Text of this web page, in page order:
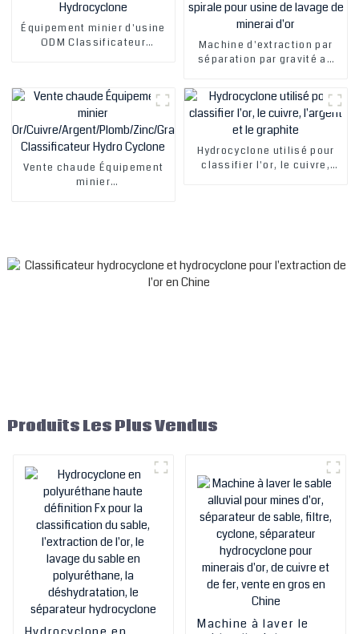
Équipement minier d'usine
ODM Classificateur
d'or/cuivre/argent/plomb/zinc/graphite
Machine d'extraction par
séparation par gravité au
classificateur en spirale
pour usine de lavage de
minerai d'or
Vente chaude Équipement
minier
Hydrocyclone utilisé pour
classifier l'or, le cuivre,
Produits Les Plus Vendus
Machine à laver le